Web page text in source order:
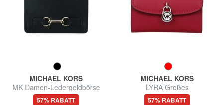
MICHAEL KORS
MK Damen-Ledergeldbörse
57% RABATT
MICHAEL KORS
LYRA Großes
Lederportemonnaie
57% RABATT